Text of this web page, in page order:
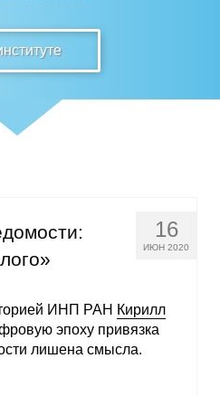
этика
авторов
семинар
16
ИЮН 2020
ИНП РАН Кирилл
эпоху привязка
лишена смысла.